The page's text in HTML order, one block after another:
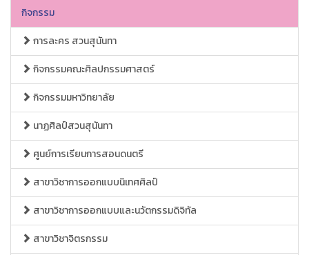
กิจกรรม
การละคร สวนสุนันทา
กิจกรรมคณะศิลปกรรมศาสตร์
กิจกรรมมหาวิทยาลัย
นาฏศิลป์สวนสุนันทา
ศูนย์การเรียนการสอนดนตรี
สาขาวิชาการออกแบบนิเทศศิลป์
สาขาวิชาการออกแบบและนวัตกรรมดิจิทัล
สาขาวิชาจิตรกรรม